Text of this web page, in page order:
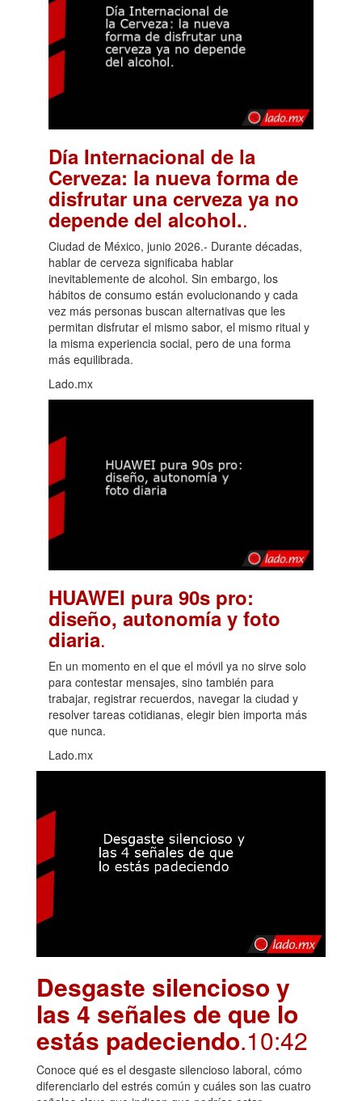
Día Internacional de la
Cerveza: la nueva forma de
disfrutar una cerveza ya no
depende del alcohol..
Ciudad de México, junio 2026.- Durante décadas,
hablar de cerveza significaba hablar
inevitablemente de alcohol. Sin embargo, los
hábitos de consumo están evolucionando y cada
vez más personas buscan alternativas que les
permitan disfrutar el mismo sabor, el mismo ritual y
la misma experiencia social, pero de una forma
más equilibrada.
Lado.mx
HUAWEI pura 90s pro:
diseño, autonomía y foto
diaria.
En un momento en el que el móvil ya no sirve solo
para contestar mensajes, sino también para
trabajar, registrar recuerdos, navegar la ciudad y
resolver tareas cotidianas, elegir bien importa más
que nunca.
Lado.mx
Desgaste silencioso y
las 4 señales de que lo
estás padeciendo.10:42
Conoce qué es el desgaste silencioso laboral, cómo
diferenciarlo del estrés común y cuáles son las cuatro